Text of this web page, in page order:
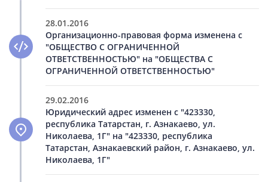
28.01.2016
Организационно-правовая форма изменена с
"ОБЩЕСТВО С ОГРАНИЧЕННОЙ
ОТВЕТСТВЕННОСТЬЮ" на "ОБЩЕСТВА С
ОГРАНИЧЕННОЙ ОТВЕТСТВЕННОСТЬЮ"
29.02.2016
Юридический адрес изменен с "423330,
республика Татарстан, г. Азнакаево, ул.
Николаева, 1Г" на "423330, республика
Татарстан, Азнакаевский район, г. Азнакаево, ул.
Николаева, 1Г"